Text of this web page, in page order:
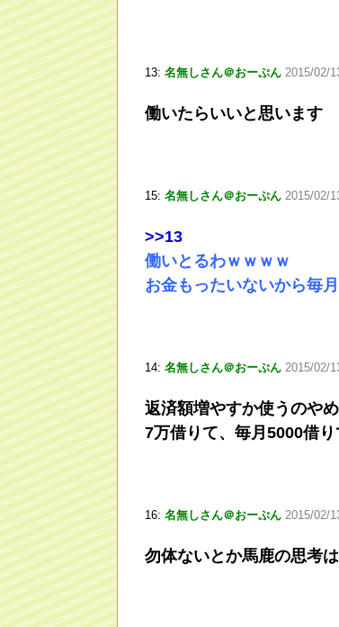
13: 名無しさん＠おーぷん 2015/02/
働いたらいいと思います
15: 名無しさん＠おーぷん 2015/02/
>>13
働いとるわｗｗｗｗ
お金もったいないから毎
14: 名無しさん＠おーぷん 2015/02/
返済額増やすか使うのや
7万借りて、毎月5000借
16: 名無しさん＠おーぷん 2015/02/
勿体ないとか馬鹿の思考